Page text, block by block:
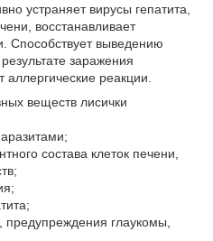
устраняет вирусы гепатита,
восстанавливает
Способствует выведению
заражения
реакции.
веществ лисички
состава клеток печени,
предупреждения глаукомы,